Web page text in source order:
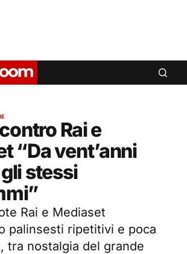
Rai e
“Da vent’anni
stessi
Rai e Mediaset
palinsesti ripetitivi e poca
tra nostalgia del grande